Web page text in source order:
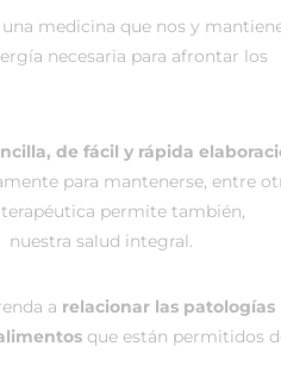
medicina que nos y
necesaria para afrontar los
de fácil y rápida
para mantenerse, entre
permite también,
salud integral.
a relacionar las patologías
que están permitidos